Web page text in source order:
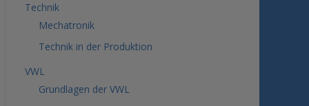
Technik
Mechatronik
Technik in der Produktion
VWL
Grundlagen der VWL